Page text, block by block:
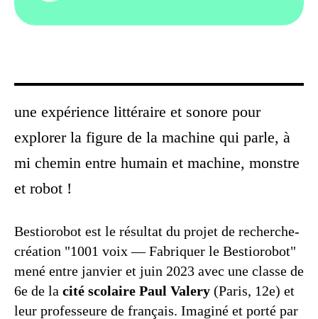
une expérience littéraire et sonore pour
explorer la figure de la machine qui parle, à
mi chemin entre humain et machine, monstre
et robot !
Bestiorobot est le résultat du projet de recherche-
création "1001 voix — Fabriquer le Bestiorobot"
mené entre janvier et juin 2023 avec une classe de
6e de la cité scolaire Paul Valery (Paris, 12e) et
leur professeure de français. Imaginé et porté par